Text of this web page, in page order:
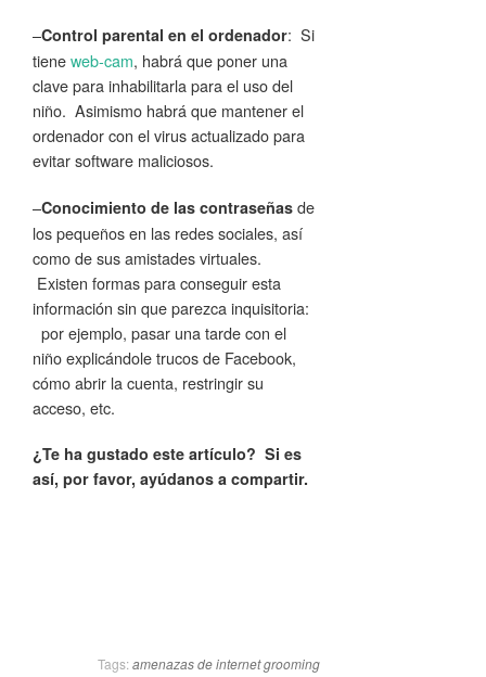
–Control parental en el ordenador: Si
tieneweb-cam, habrá que poner una
clave para inhabilitarla para el uso del
niño. Asimismo habrá que mantener el
ordenador con el virus actualizado para
evitar software maliciosos.
–Conocimiento de las contraseñas de
los pequeños en las redes sociales, así
como de sus amistades virtuales.
Existen formas para conseguir esta
información sin que parezca inquisitoria:
por ejemplo, pasar una tarde con el
niño explicándole trucos de Facebook,
cómo abrir la cuenta, restringir su
acceso, etc.
¿Te ha gustado este artículo? Si es
así, por favor, ayúdanos a compartir.
Tags: amenazas de internetgrooming